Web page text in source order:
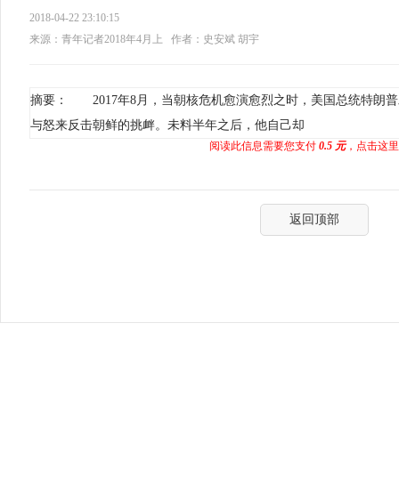
2018-04-22 23:10:15
来源：青年记者2018年4月上
作者：史安斌 胡宇
摘要： 2017年8月，当朝核危机愈演愈烈之时，美国总统特朗普
与怒来反击朝鲜的挑衅。未料半年之后，他自己却
阅读此信息需要您支付 0.5 元，点击这
返回顶部